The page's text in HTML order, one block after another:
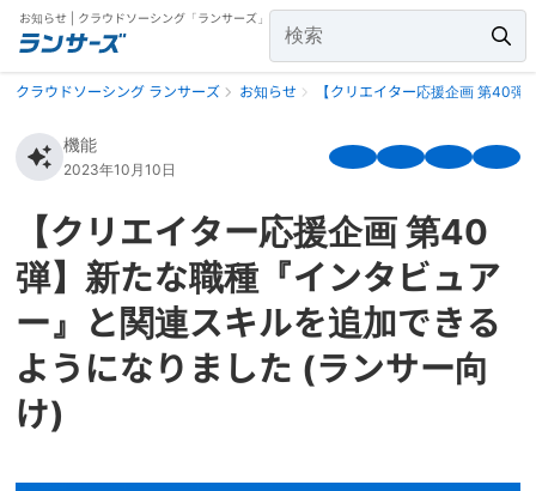
お知らせ | クラウドソーシング「ランサーズ」
クラウドソーシング ランサーズ お知らせ 【クリエイター応援企画 第40
機能
2023年10月10日
【クリエイター応援企画 第40
弾】新たな職種『インタビュア
ー』と関連スキルを追加できる
ようになりました (ランサー向
け)